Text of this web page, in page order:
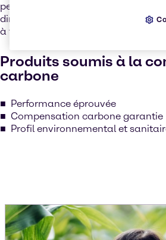
permette à nos clients de faire un
direction, soit à travers un profil
à travers une empreinte carbone
Produits soumis à la
carbone
Performance éprouvée
Compensation carbone garantie
Profil environnemental et